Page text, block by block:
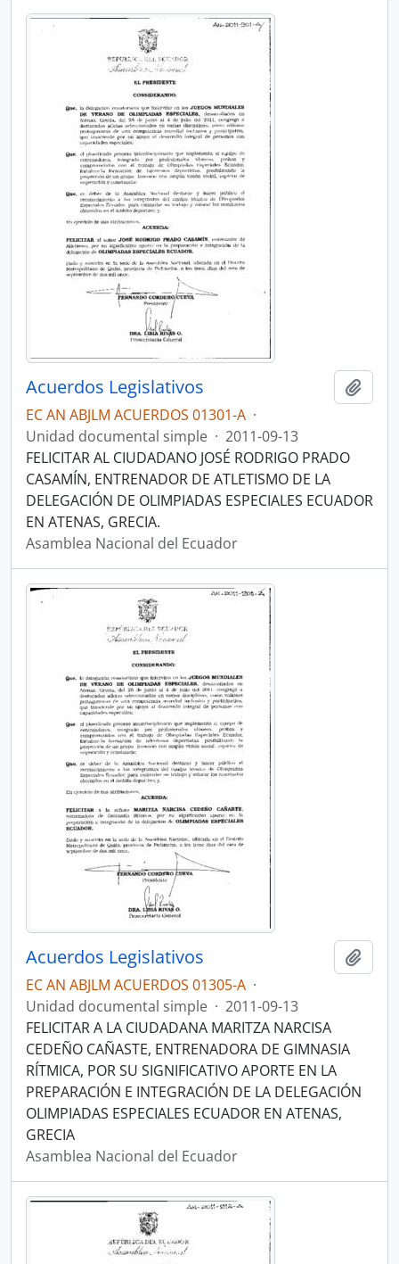
Acuerdos Legislativos
EC AN ABJLM ACUERDOS 01301-A ·
Unidad documental simple · 2011-09-13
FELICITAR AL CIUDADANO JOSÉ RODRIGO PRADO
CASAMÍN, ENTRENADOR DE ATLETISMO DE LA
DELEGACIÓN DE OLIMPIADAS ESPECIALES ECUADOR
EN ATENAS, GRECIA.
Asamblea Nacional del Ecuador
Acuerdos Legislativos
EC AN ABJLM ACUERDOS 01305-A ·
Unidad documental simple · 2011-09-13
FELICITAR A LA CIUDADANA MARITZA NARCISA
CEDEÑO CAÑASTE, ENTRENADORA DE GIMNASIA
RÍTMICA, POR SU SIGNIFICATIVO APORTE EN LA
PREPARACIÓN E INTEGRACIÓN DE LA DELEGACIÓN
OLIMPIADAS ESPECIALES ECUADOR EN ATENAS,
GRECIA
Asamblea Nacional del Ecuador